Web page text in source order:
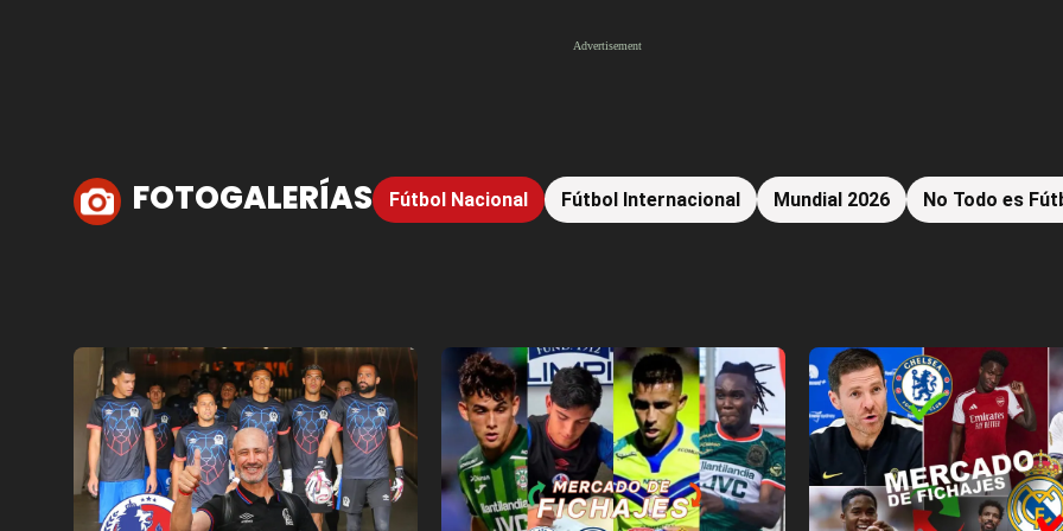
FOTOGALERÍAS Fútbol Nacional Fútbol Internacional Mundial 2026 No Todo es